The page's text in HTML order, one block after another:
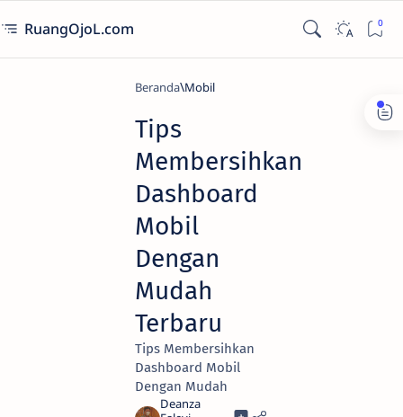
RuangOjoL.com
Beranda Mobil
Tips
Membersihkan
Dashboard
Mobil
Dengan
Mudah
Terbaru
Tips Membersihkan
Dashboard Mobil
Dengan Mudah